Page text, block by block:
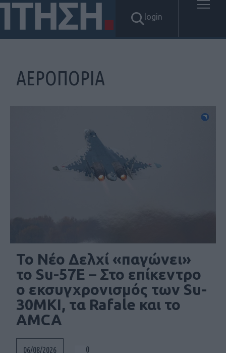
login
ΑΕΡΟΠΟΡΙΑ
Το Νέο Δελχί «παγώνει»
το Su-57E – Στο επίκεντρο
ο εκσυγχρονισμός των Su-
30MKI, τα Rafale και το
AMCA
06/08/2026 0